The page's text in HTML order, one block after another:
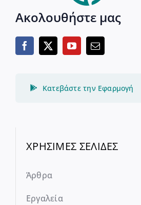
Ακολουθήστε μας
Κατεβάστε την Εφαρμογή
ΧΡΗΣΙΜΕΣ ΣΕΛΙΔΕΣ
Άρθρα
Εργαλεία